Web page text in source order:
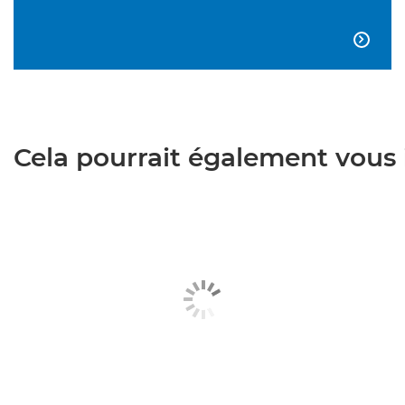

Cela pourrait également vous